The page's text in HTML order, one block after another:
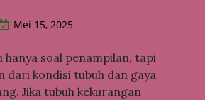
Mei 15, 2025
hanya soal penampilan, tapi
dari kondisi tubuh dan gaya
Jika tubuh kekurangan